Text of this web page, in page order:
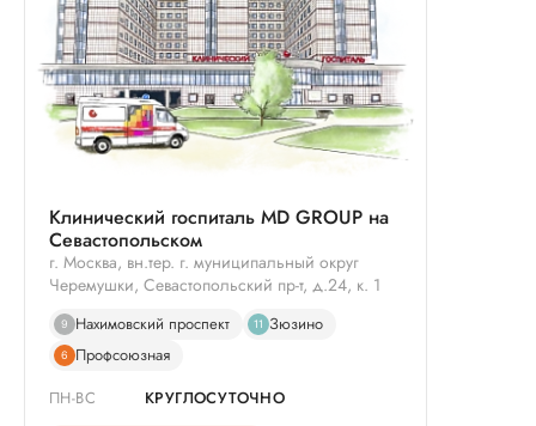
Клинический госпиталь MD GROUP на
Севастопольском
г. Москва, вн.тер. г. муниципальный округ
Черемушки, Севастопольский пр-т, д.24, к. 1
9 Нахимовский проспект 11 Зюзино
6
Профсоюзная
ПН-ВС
КРУГЛОСУТОЧНО